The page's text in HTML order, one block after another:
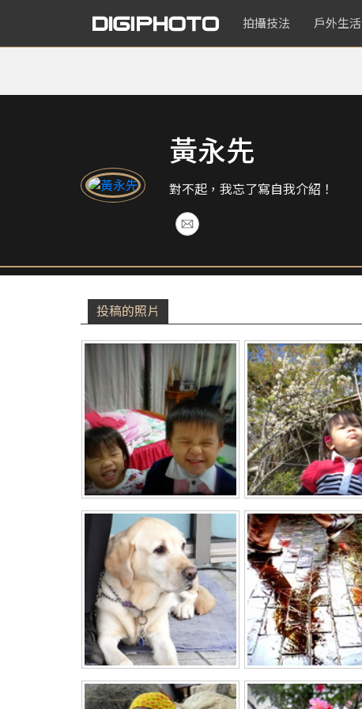
拍攝技法 戶外生活
黃永先
對不起，我忘了寫自我介紹！
投稿的照片